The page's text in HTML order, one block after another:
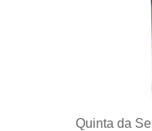
Quinta da